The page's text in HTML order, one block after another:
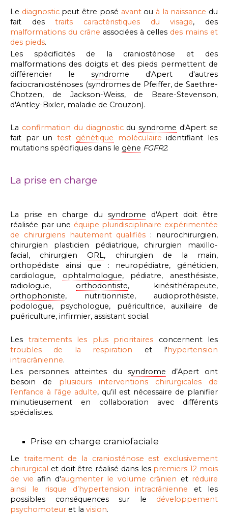
Le diagnosticpeut être posé avantou à la naissance du
fait destraits caractéristiques du visage, des
malformations du crâne associées à celles des mains et
des pieds.
Les spécificités de la craniosténose et des
malformations des doigts et des pieds permettent de
différencier le syndrome d'Apert d'autres
faciocraniosténoses (syndromes de Pfeiffer, de Saethre-
Chotzen, de Jackson-Weiss, de Beare-Stevenson,
d'Antley-Bixler, maladie de Crouzon).
La confirmation du diagnosticdusyndrome d'Apert se
fait par untest génétique moléculaire identifiant les
mutations spécifiques dans le gène FGFR2.
La prise en charge
La prise en charge du syndrome d'Apert doit être
réalisée par une équipe pluridisciplinaire expérimentée
de chirurgiens hautement qualifiés : neurochirurgien,
chirurgien plasticien pédiatrique, chirurgien maxillo-
facial, chirurgien ORL, chirurgien de la main,
orthopédiste ainsi que : neuropédiatre, généticien,
cardiologue, ophtalmologue, pédiatre, anesthésiste,
radiologue, orthodontiste, kinésithérapeute,
orthophoniste, nutritionniste, audioprothésiste,
podologue, psychologue, puéricultrice, auxiliaire de
puériculture, infirmier, assistant social.
Les traitements les plus prioritaires concernent les
troubles de la respiration et l'hypertension
intracrânienne.
Les personnes atteintes du syndrome d’Apert ont
besoin de plusieurs interventions chirurgicales de
l’enfance à l’âge adulte, qu’il est nécessaire de planifier
minutieusement en collaboration avec différents
spécialistes.
Prise en charge craniofaciale
Le traitement de la craniosténose est exclusivement
chirurgical et doit être réalisé dans les premiers 12 mois
de vie afin d'augmenter le volume crânien et réduire
ainsi le risque d’hypertension intracrânienne et les
possibles conséquences sur le développement
psychomoteur et la vision.